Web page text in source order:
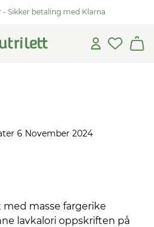
- Sikker betaling med Klarna
6 November 2024
masse fargerike
lavkalori oppskriften på